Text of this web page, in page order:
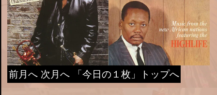
前月へ 次月へ 「今日の１枚」トップへ